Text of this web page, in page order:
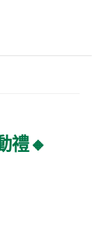
禮🔸